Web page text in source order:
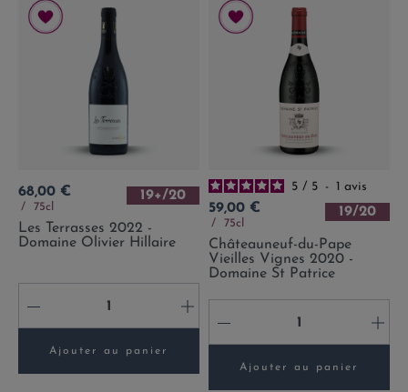
Prix
68,00 €
75cl
19+/20
Les Terrasses 2022 -
Domaine Olivier Hillaire
- +
Ajouter au panier
5 / 5 - 1 avis
Prix
59,00 €
75cl
19/20
Châteauneuf-du-Pape
Vieilles Vignes 2020 -
Domaine St Patrice
- +
Ajouter au panier